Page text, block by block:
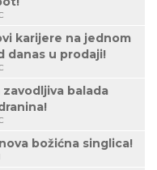
karijere na jednom
danas u prodaji!
zavodljiva balada
božićna singlica!